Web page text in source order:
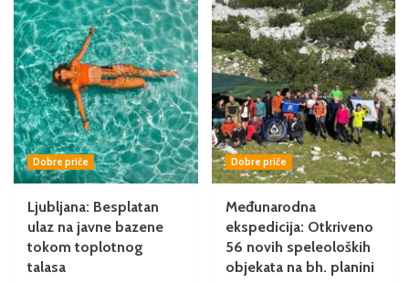
Dobre priče
Ljubljana: Besplatan
ulaz na javne bazene
tokom toplotnog
talasa
Dobre priče
Međunarodna
ekspedicija: Otkriveno
56 novih speleoloških
objekata na bh. planini